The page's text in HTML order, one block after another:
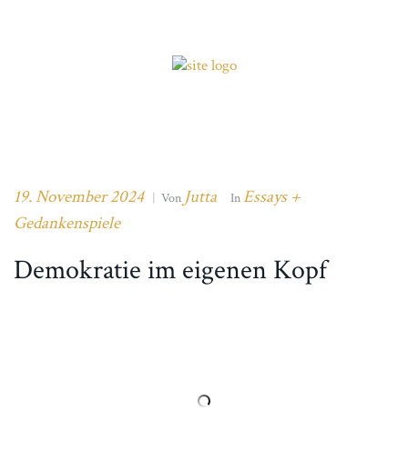
19. November 2024 Von Jutta InEssays +
Gedankenspiele
Demokratie im eigenen Kopf